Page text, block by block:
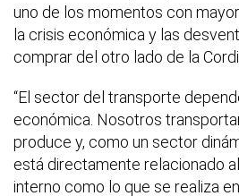
uno de los momentos con
la crisis económica y las
comprar del otro lado de la
“El sector del transporte
económica. Nosotros
produce y, como un sector
está directamente relacionado
interno como lo que se realiza